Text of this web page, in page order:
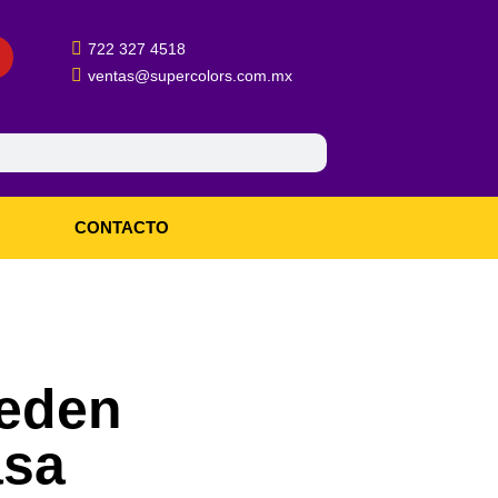
722 327 4518
ventas@supercolors.com.mx
CONTACTO